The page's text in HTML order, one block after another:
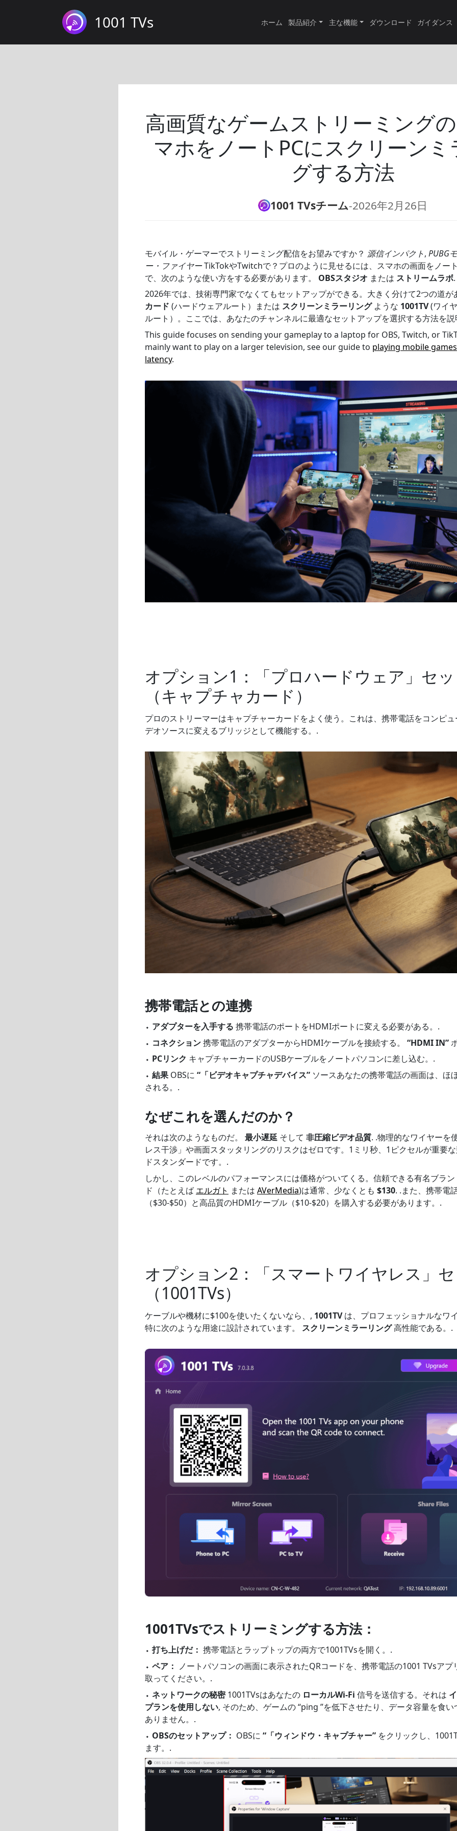
1001 TVs ホーム 製品紹介 主な機能 ダウンロード ガイダンス
高画質なゲームストリーミング
マホをノートPCにスクリーン
グする方法
1001 TVsチーム-2026年2月26日
モバイル・ゲーマーでストリーミング配信をお望みですか？ 源信インパクト, PUBG
ー・ファイヤーTikTokやTwitchで？プロのように見せるには、スマホの画面をノー
で、次のような使い方をする必要があります。 OBSスタジオ または ストリームラボ.
2026年では、技術専門家でなくてもセットアップができる。大きく分けて2つの道
カード (ハードウェアルート）または スクリーンミラーリングような 1001TV(ワイ
ルート）。ここでは、あなたのチャンネルに最適なセットアップを選択する方法を
This guide focuses on sending your gameplay to a laptop for OBS, Twitch, or
mainly want to play on a larger television, see our guide to playing mobile
latency.
オプション1：「プロハードウェア」セ
（キャプチャカード）
プロのストリーマーはキャプチャーカードをよく使う。これは、携帯電話をコンピ
デオソースに変えるブリッジとして機能する。.
携帯電話との連携
⬩ アダプターを入手する 携帯電話のポートをHDMIポートに変える必要がある。.
⬩ コネクション携帯電話のアダプターからHDMIケーブルを接続する。 “HDMI IN”
⬩ PCリンク キャプチャーカードのUSBケーブルをノートパソコンに差し込む。.
⬩ 結果 OBSに “「ビデオキャプチャデバイス” ソースあなたの携帯電話の画面は、ほ
される。.
なぜこれを選んだのか？
それは次のようなものだ。 最小遅延 そして 非圧縮ビデオ品質. .物理的なワイヤーを
レス干渉」や画面スタッタリングのリスクはゼロです。1ミリ秒、1ピクセルが重要
ドスタンダードです。.
しかし、このレベルのパフォーマンスには価格がついてくる。信頼できる有名ブラ
ド（たとえば エルガト または AVerMedia)は通常、少なくとも $130. .また、携帯電
（$30-$50）と高品質のHDMIケーブル（$10-$20）を購入する必要があります。.
オプション2：「スマートワイヤレス」
（1001TVs）
ケーブルや機材に$100を使いたくないなら、, 1001TVは、プロフェッショナルなワ
特に次のような用途に設計されています。 スクリーンミラーリング高性能である。.
1001TVsでストリーミングする方法：
⬩打ち上げだ： 携帯電話とラップトップの両方で1001TVsを開く。.
⬩ ペア： ノートパソコンの画面に表示されたQRコードを、携帯電話の1001 TVsア
取ってください。.
⬩ ネットワークの秘密1001TVsはあなたの ローカルWi-Fi 信号を送信する。それは
プランを使用しない, そのため、ゲームの “ping ”を低下させたり、データ容量を食
ありません。.
⬩ OBSのセットアップ： OBSに “「ウィンドウ・キャプチャー” をクリックし、
ます。.